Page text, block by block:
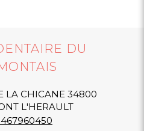
DU
LA CHICANE 34800
L'HERAULT